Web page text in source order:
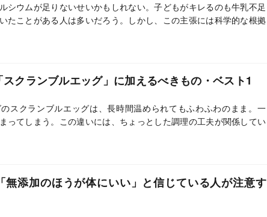
シウムが足りないせいかもしれない。子どもがキレるのも牛乳不足
ことがある人は多いだろう。しかし、この主張には科学的な根拠
スクランブルエッグ」に加えるべきもの・ベスト1
スクランブルエッグは、長時間温められてもふわふわのまま。一
ってしまう。この違いには、ちょっとした調理の工夫が関係してい
無添加のほうが体にいい」と信じている人が注意す